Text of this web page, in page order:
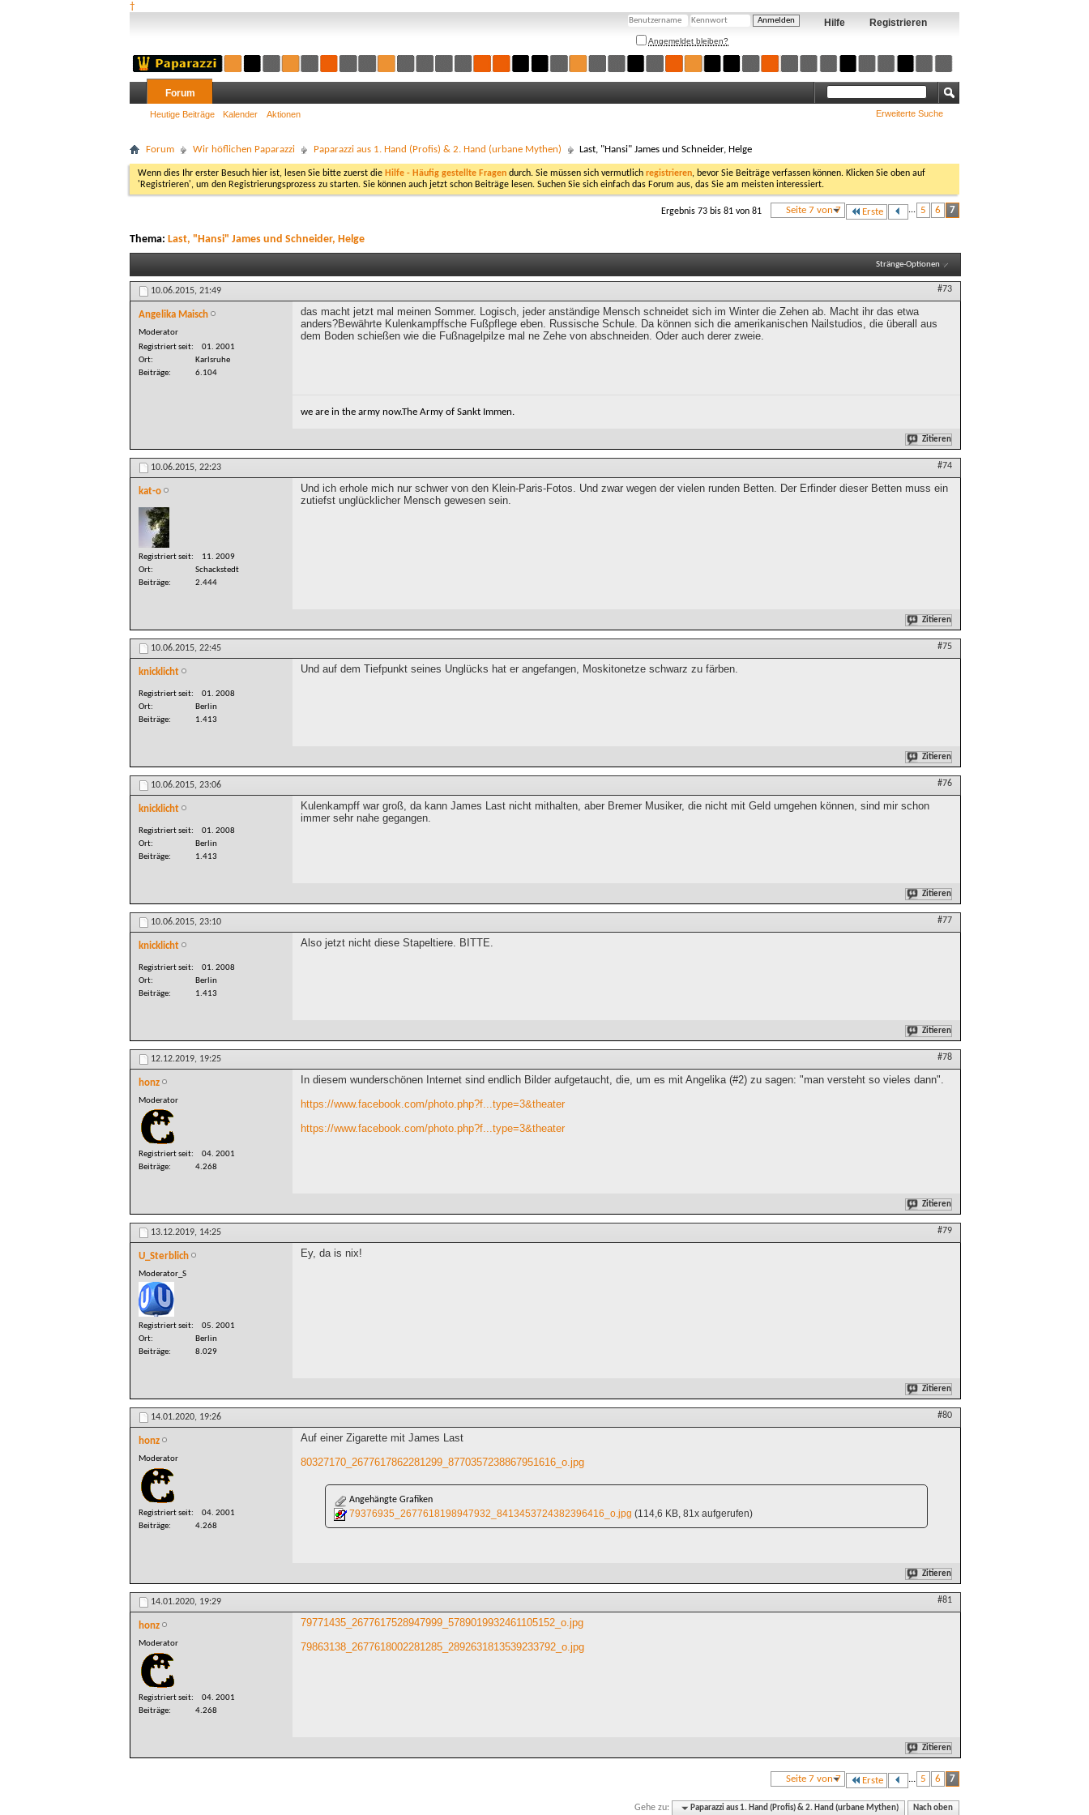
†
Registrieren
Hilfe
Angemeldet bleiben?
Forum
Heutige Beiträge Kalender Aktionen Erweiterte Suche
Forum Wir höflichen Paparazzi Paparazzi aus 1. Hand (Profis) & 2. Hand (urbane Mythen) Last, "Hansi" James und Schneider, Helge
Wenn dies Ihr erster Besuch hier ist, lesen Sie bitte zuerst die Hilfe - Häufig gestellte Fragen durch. Sie müssen sich vermutlich registrieren, bevor Sie Beiträge verfassen können. Klicken Sie oben auf
'Registrieren', um den Registrierungsprozess zu starten. Sie können auch jetzt schon Beiträge lesen. Suchen Sie sich einfach das Forum aus, das Sie am meisten interessiert.
Seite 7 von 7 Erste ... 5 6 7
Ergebnis 73 bis 81 von 81
Thema: Last, "Hansi" James und Schneider, Helge
Stränge-Optionen
10.06.2015, 21:49 #73
Angelika Maisch
Moderator
Registriert seit
01. 2001
Ort
Karlsruhe
Beiträge
6.104
das macht jetzt mal meinen Sommer. Logisch, jeder anständige Mensch schneidet sich im Winter die Zehen ab. Macht ihr das etwa
anders?Bewährte Kulenkampffsche Fußpflege eben. Russische Schule. Da können sich die amerikanischen Nailstudios, die überall aus
dem Boden schießen wie die Fußnagelpilze mal ne Zehe von abschneiden. Oder auch derer zweie.
we are in the army now.The Army of Sankt Immen.
Zitieren
10.06.2015, 22:23 #74
kat-o
Registriert seit
11. 2009
Ort
Schackstedt
Beiträge
2.444
Und ich erhole mich nur schwer von den Klein-Paris-Fotos. Und zwar wegen der vielen runden Betten. Der Erfinder dieser Betten muss ein
zutiefst unglücklicher Mensch gewesen sein.
Zitieren
10.06.2015, 22:45 #75
knicklicht
Registriert seit
01. 2008
Ort
Berlin
Beiträge
1.413
Und auf dem Tiefpunkt seines Unglücks hat er angefangen, Moskitonetze schwarz zu färben.
Zitieren
10.06.2015, 23:06 #76
knicklicht
Registriert seit
01. 2008
Ort
Berlin
Beiträge
1.413
Kulenkampff war groß, da kann James Last nicht mithalten, aber Bremer Musiker, die nicht mit Geld umgehen können, sind mir schon
immer sehr nahe gegangen.
Zitieren
10.06.2015, 23:10 #77
knicklicht
Registriert seit
01. 2008
Ort
Berlin
Beiträge
1.413
Also jetzt nicht diese Stapeltiere. BITTE.
Zitieren
12.12.2019, 19:25 #78
honz
Moderator
Registriert seit
04. 2001
Beiträge
4.268
In diesem wunderschönen Internet sind endlich Bilder aufgetaucht, die, um es mit Angelika (#2) zu sagen: "man versteht so vieles dann".
https://www.facebook.com/photo.php?f...type=3&theater
https://www.facebook.com/photo.php?f...type=3&theater
Zitieren
13.12.2019, 14:25 #79
U_Sterblich
Moderator_S
Registriert seit
05. 2001
Ort
Berlin
Beiträge
8.029
Ey, da is nix!
Zitieren
14.01.2020, 19:26 #80
honz
Moderator
Registriert seit
04. 2001
Beiträge
4.268
Auf einer Zigarette mit James Last
80327170_2677617862281299_8770357238867951616_o.jpg
Angehängte Grafiken
79376935_2677618198947932_8413453724382396416_o.jpg (114,6 KB, 81x aufgerufen)
Zitieren
14.01.2020, 19:29 #81
honz
Moderator
Registriert seit
04. 2001
Beiträge
4.268
79771435_2677617528947999_5789019932461105152_o.jpg
79863138_2677618002281285_2892631813539233792_o.jpg
Zitieren
Seite 7 von 7 Erste ... 5 6 7
Gehe zu: Paparazzi aus 1. Hand (Profis) & 2. Hand (urbane Mythen) Nach oben